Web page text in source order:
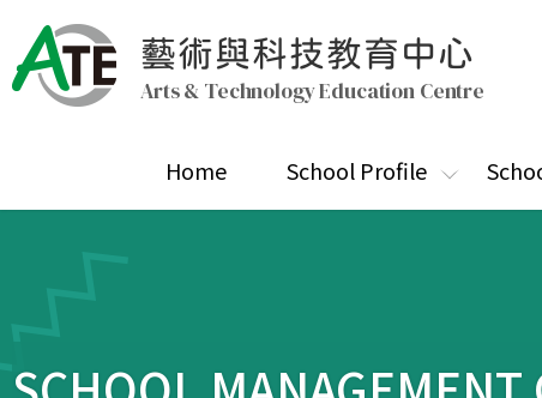
藝術與科技教育中心
Arts & Technology Education Centre
Home School Profile